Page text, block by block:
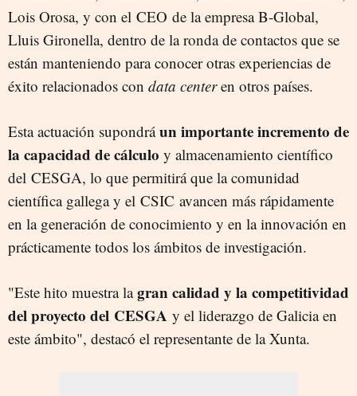
Lois Orosa, y con el CEO de la empresa B-Global,
Lluis Gironella, dentro de la ronda de contactos que se
están manteniendo para conocer otras experiencias de
éxito relacionados con data centeren otros países.
Esta actuación supondráun importante incremento de
la capacidad de cálculo y almacenamiento científico
del CESGA, lo que permitirá que la comunidad
científica gallega y el CSIC avancen más rápidamente
en la generación de conocimiento y en la innovación en
prácticamente todos los ámbitos de investigación.
"Este hito muestra lagran calidad y la competitividad
del proyecto del CESGA y el liderazgo de Galicia en
este ámbito", destacó el representante de la Xunta.